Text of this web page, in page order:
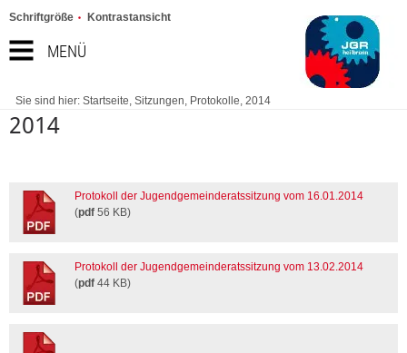
MENÜ
Schriftgröße Kontrastansicht
Sie sind hier: Startseite, Sitzungen, Protokolle, 2014
2014
Protokoll der Jugendgemeinderatssitzung vom 16.01.2014
(pdf 56 KB)
Protokoll der Jugendgemeinderatssitzung vom 13.02.2014
(pdf 44 KB)